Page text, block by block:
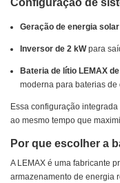
Configuração de
Geração de energia
Inversor de 2 kWpara
Bateria de lítio LEMAX
moderna para baterias de
Essa configuração
ao mesmo tempo que
Por que escolher a
A LEMAX é uma fabricante
armazenamento de energia